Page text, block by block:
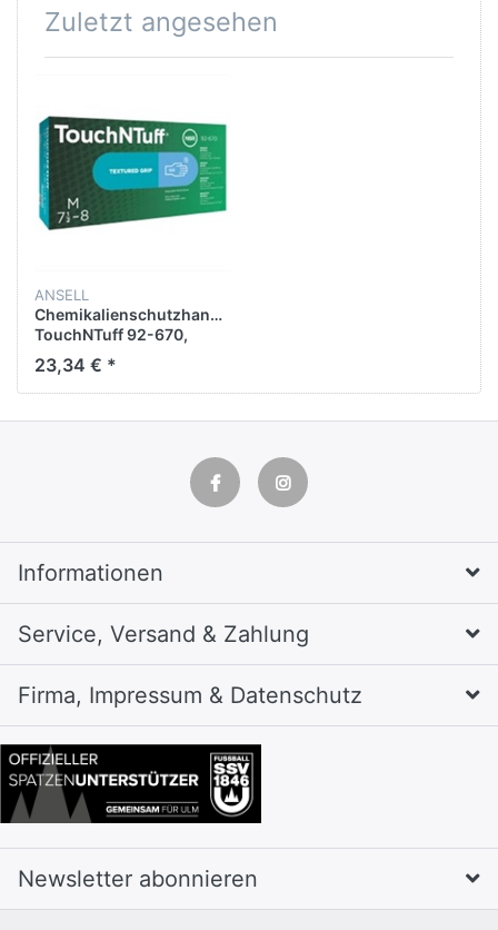
Zuletzt angesehen
ANSELL
Chemikalienschutzhandschuhe
TouchNTuff 92-670,
Nitril, Gr. 6,5-7, blau, 100
Stück
23,34 € *
Informationen
Service, Versand & Zahlung
Firma, Impressum & Datenschutz
Newsletter abonnieren